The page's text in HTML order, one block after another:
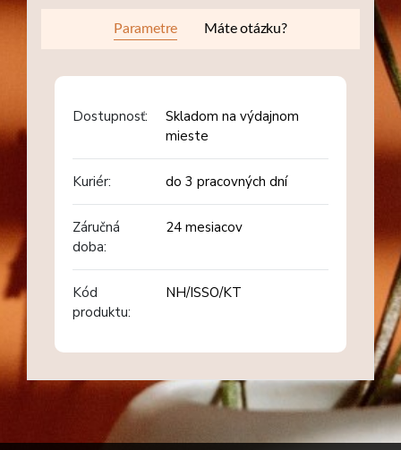
Parametre Máte otázku?
Dostupnosť:
Skladom na výdajnom
mieste
Kuriér: do 3 pracovných dní
Záručná
doba:
24 mesiacov
Kód
produktu:
NH/ISSO/KT